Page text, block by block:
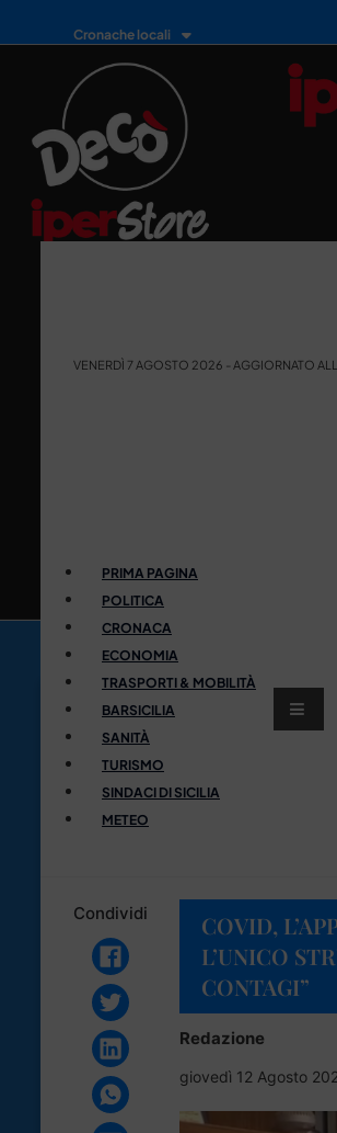
Cronache locali
VENERDÌ 7 AGOSTO 2026 - AGGIORNATO
PRIMA PAGINA
POLITICA
CRONACA
ECONOMIA
TRASPORTI & MOBILITÀ
BARSICILIA
SANITÀ
TURISMO
SINDACI DI SICILIA
METEO
Condividi
COVID,
L’UNICO
CONTAGI”
Redazione
giovedì 12 Agosto